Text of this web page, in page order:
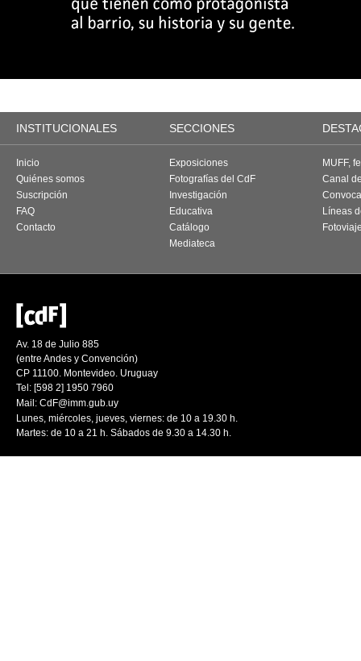
INSTITUCIONALES SECCIONES
Inicio
Quiénes somos
Suscripción
FAQ
Contacto
Exposiciones
Fotografías del CdF
Investigación
Educativa
Catálogo
Mediateca
MUFF,
Canal
Líneas
Av. 18 de Julio 885
(entre Andes y Convención)
CP 11100. Montevideo. Uruguay
Tel: [598 2] 1950 7960
Mail: CdF@imm.gub.uy
Lunes, miércoles, jueves, viernes: de 10 a 19.30 h.
Martes: de 10 a 21 h. Sábados de 9.30 a 14.30 h.